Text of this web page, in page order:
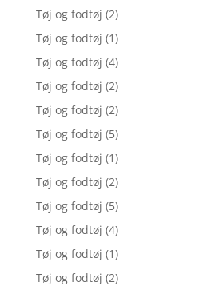
Tøj og fodtøj (2)
Tøj og fodtøj (1)
Tøj og fodtøj (4)
Tøj og fodtøj (2)
Tøj og fodtøj (2)
Tøj og fodtøj (5)
Tøj og fodtøj (1)
Tøj og fodtøj (2)
Tøj og fodtøj (5)
Tøj og fodtøj (4)
Tøj og fodtøj (1)
Tøj og fodtøj (2)